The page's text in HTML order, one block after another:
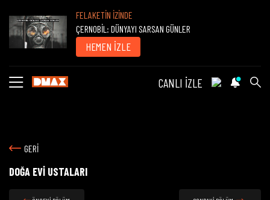
FELAKETİN İZİNDE
ÇERNOBİL: DÜNYAYI SARSAN GÜNLER
HEMEN İZLE
CANLI İZLE
GERİ
DOĞA EVİ USTALARI